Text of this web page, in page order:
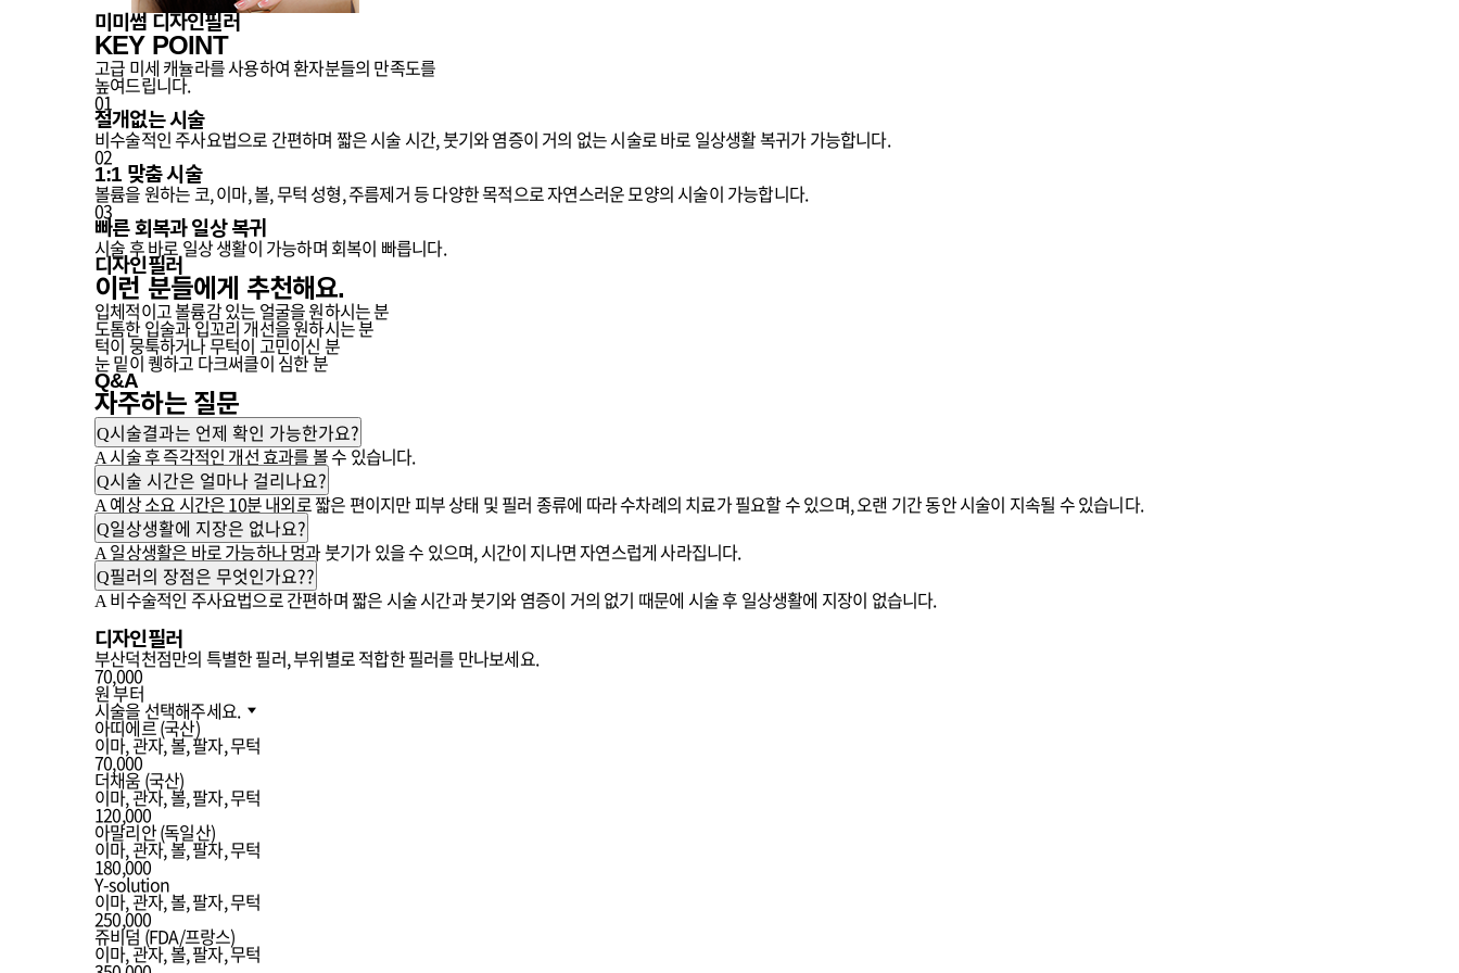
미미썸 디자인필러
KEY POINT
고급 미세 캐뉼라를 사용하여 환자분들의 만족도를
높여드립니다.
01
절개없는 시술
비수술적인 주사요법으로 간편하며 짧은 시술 시간, 붓기와 염증이 거의 없는 시술로 바로 일상생활 복귀가 가능합니다.
02
1:1 맞춤 시술
볼륨을 원하는 코, 이마, 볼, 무턱 성형, 주름제거 등 다양한 목적으로 자연스러운 모양의 시술이 가능합니다.
03
빠른 회복과 일상 복귀
시술 후 바로 일상 생활이 가능하며 회복이 빠릅니다.
디자인필러
이런 분들에게 추천해요.
입체적이고 볼륨감 있는 얼굴을 원하시는 분
도톰한 입술과 입꼬리 개선을 원하시는 분
턱이 뭉툭하거나 무턱이 고민이신 분
눈 밑이 퀭하고 다크써클이 심한 분
Q&A
자주하는 질문
Q시술결과는 언제 확인 가능한가요?
A시술 후 즉각적인 개선 효과를 볼 수 있습니다.
Q시술 시간은 얼마나 걸리나요?
A예상 소요 시간은 10분 내외로 짧은 편이지만 피부 상태 및 필러 종류에 따라 수차례의 치료가 필요할 수 있으며, 오랜 기간 동안 시술이 지속될 수 있습니다.
Q일상생활에 지장은 없나요?
A일상생활은 바로 가능하나 멍과 붓기가 있을 수 있으며, 시간이 지나면 자연스럽게 사라집니다.
Q필러의 장점은 무엇인가요??
A비수술적인 주사요법으로 간편하며 짧은 시술 시간과 붓기와 염증이 거의 없기 때문에 시술 후 일상생활에 지장이 없습니다.
디자인필러
부산덕천점만의 특별한 필러, 부위별로 적합한 필러를 만나보세요.
70,000
원 부터
시술을 선택해주세요.
아띠에르 (국산)
이마, 관자, 볼, 팔자, 무턱
70,000
더채움 (국산)
이마, 관자, 볼, 팔자, 무턱
120,000
아말리안 (독일산)
이마, 관자, 볼, 팔자, 무턱
180,000
Y-solution
이마, 관자, 볼, 팔자, 무턱
250,000
쥬비덤 (FDA/프랑스)
이마, 관자, 볼, 팔자, 무턱